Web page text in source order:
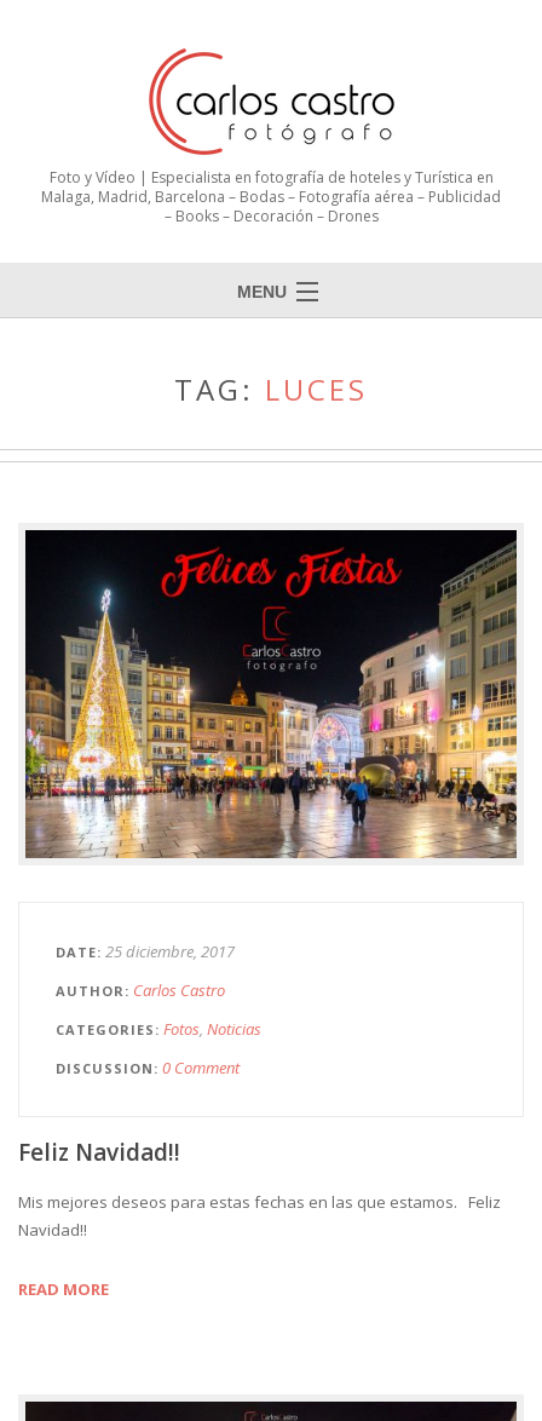
Foto y Vídeo | Especialista en fotografía de hoteles y Turística en
Malaga, Madrid, Barcelona – Bodas – Fotografía aérea – Publicidad
– Books – Decoración – Drones
MENU
TAG: LUCES
DATE 25 diciembre, 2017
AUTHOR Carlos Castro
CATEGORIES Fotos Noticias
DISCUSSION 0 Comment
Feliz Navidad!!
Mis mejores deseos para estas fechas en las que estamos. Feliz
Navidad!!
READ MORE